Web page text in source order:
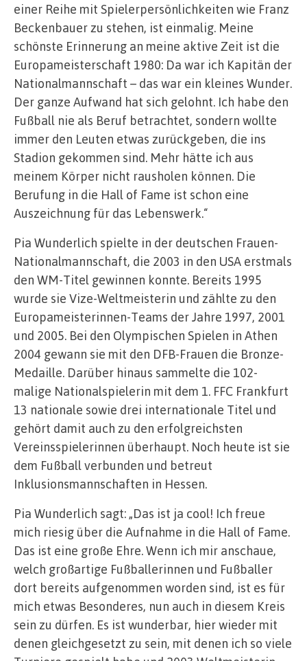
einer Reihe mit Spielerpersönlichkeiten wie Franz
Beckenbauer zu stehen, ist einmalig. Meine
schönste Erinnerung an meine aktive Zeit ist die
Europameisterschaft 1980: Da war ich Kapitän der
Nationalmannschaft – das war ein kleines Wunder.
Der ganze Aufwand hat sich gelohnt. Ich habe den
Fußball nie als Beruf betrachtet, sondern wollte
immer den Leuten etwas zurückgeben, die ins
Stadion gekommen sind. Mehr hätte ich aus
meinem Körper nicht rausholen können. Die
Berufung in die Hall of Fame ist schon eine
Auszeichnung für das Lebenswerk.“
Pia Wunderlich spielte in der deutschen Frauen-
Nationalmannschaft, die 2003 in den USA erstmals
den WM-Titel gewinnen konnte. Bereits 1995
wurde sie Vize-Weltmeisterin und zählte zu den
Europameisterinnen-Teams der Jahre 1997, 2001
und 2005. Bei den Olympischen Spielen in Athen
2004 gewann sie mit den DFB-Frauen die Bronze-
Medaille. Darüber hinaus sammelte die 102-
malige Nationalspielerin mit dem 1. FFC Frankfurt
13 nationale sowie drei internationale Titel und
gehört damit auch zu den erfolgreichsten
Vereinsspielerinnen überhaupt. Noch heute ist sie
dem Fußball verbunden und betreut
Inklusionsmannschaften in Hessen.
Pia Wunderlich sagt: „Das ist ja cool! Ich freue
mich riesig über die Aufnahme in die Hall of Fame.
Das ist eine große Ehre. Wenn ich mir anschaue,
welch großartige Fußballerinnen und Fußballer
dort bereits aufgenommen worden sind, ist es für
mich etwas Besonderes, nun auch in diesem Kreis
sein zu dürfen. Es ist wunderbar, hier wieder mit
denen gleichgesetzt zu sein, mit denen ich so viele